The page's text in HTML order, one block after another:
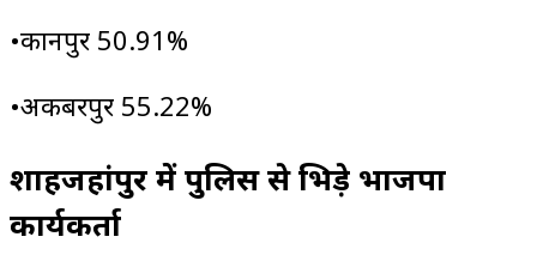
•कानपुर 50.91%
•अकबरपुर 55.22%
शाहजहांपुर में पुलिस से भिड़े भाजपा
कार्यकर्ता